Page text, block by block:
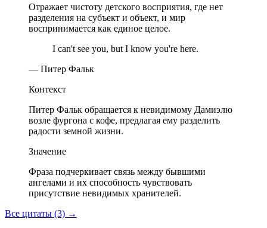
Отражает чистоту детского восприятия, где нет
разделения на субъект и объект, и мир
воспринимается как единое целое.
I can't see you, but I know you're here.
— Питер Фальк
Контекст
Питер Фальк обращается к невидимому Дамиэлю
возле фургона с кофе, предлагая ему разделить
радости земной жизни.
Значение
Фраза подчеркивает связь между бывшими
ангелами и их способность чувствовать
присутствие невидимых хранителей.
Все цитаты (3) →